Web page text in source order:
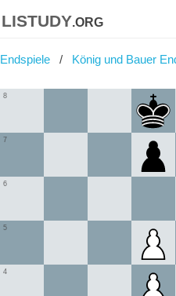
listudy.org
Endspiele König und Bauer
4
5
6
7
8